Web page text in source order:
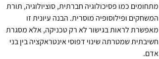
מתחומים כמו פסיכולוגיה חברתית, סוציולוגיה, תורת
המשחקים ופילוסופיה מוסרית. הבנה עיונית זו
מאפשרת לראות בגישור לא רק טכניקה, אלא מסגרת
חשיבתית שמטרתה שינוי דפוסי אינטראקציה בין בני
אדם.